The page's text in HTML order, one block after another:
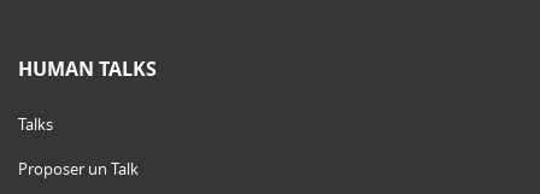
HUMAN TALKS
Talks
Proposer un Talk